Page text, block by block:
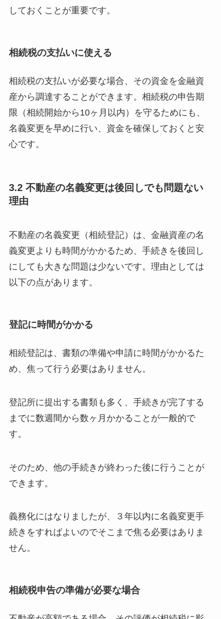
しておくことが重要です。
相続税の支払いに使える
相続税の支払いが必要な場合、その資金を金融資
産から調達することができます。相続税の申告期
限（相続開始から10ヶ月以内）を守るためにも、
名義変更を早めに行い、資金を確保しておくと安
心です。
3.2 不動産の名義変更は後回しでも問題ない
理由
不動産の名義変更（相続登記）は、金融資産の名
義変更よりも時間がかかるため、手続きを後回し
にしても大きな問題は少ないです。理由としては
以下の点があります。
登記に時間がかかる
相続登記は、書類の準備や申請に時間がかかるた
め、焦って行う必要はありません。
登記所に提出する書類も多く、手続きが完了する
までに数週間から数ヶ月かかることが一般的で
す。
そのため、他の手続きが終わった後に行うことが
できます。
義務化にはなりましたが、３年以内に名義変更手
続きをすればよいのでそこまで焦る必要はありま
せん。
相続税申告の準備が必要な場合